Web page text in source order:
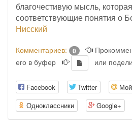
благочестивую мысль,
соответствующие понятия о
Нисский
Комментариев: 0
его в буфер
или
Facebook Twitter
Одноклассники
Google+